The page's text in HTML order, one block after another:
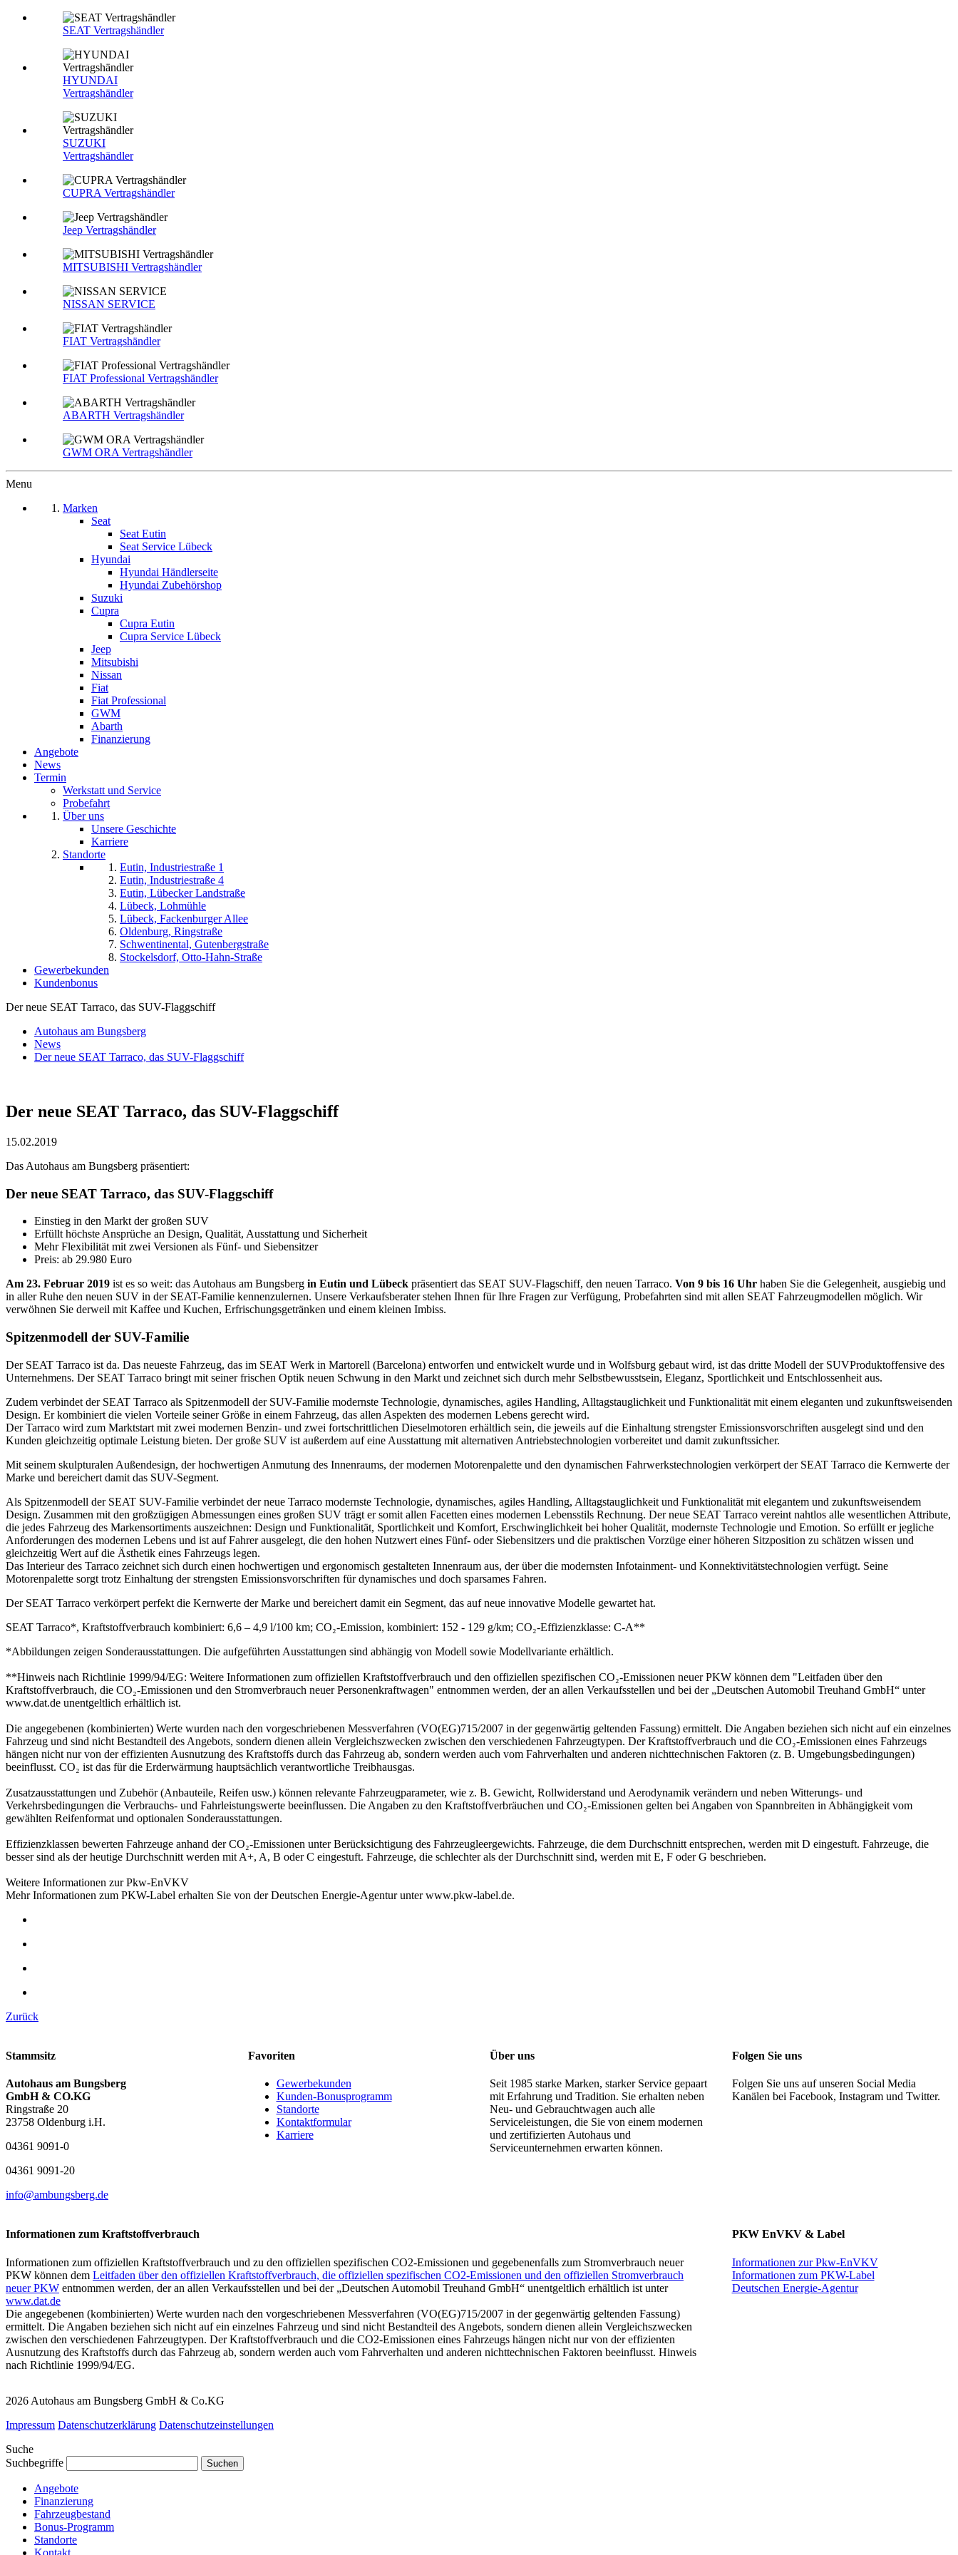
SEAT Vertragshändler
HYUNDAI
Vertragshändler
SUZUKI
Vertragshändler
CUPRA Vertragshändler
Jeep Vertragshändler
MITSUBISHI Vertragshändler
NISSAN SERVICE
FIAT Vertragshändler
FIAT Professional Vertragshändler
ABARTH Vertragshändler
GWM ORA Vertragshändler
Menu
Marken
Seat
Seat Eutin
Seat Service Lübeck
Hyundai
Hyundai Händlerseite
Hyundai Zubehörshop
Suzuki
Cupra
Cupra Eutin
Cupra Service Lübeck
Jeep
Mitsubishi
Nissan
Fiat
Fiat Professional
GWM
Abarth
Finanzierung
Angebote
News
Termin
Werkstatt und Service
Probefahrt
Über uns
Unsere Geschichte
Karriere
Standorte
Eutin, Industriestraße 1
Eutin, Industriestraße 4
Eutin, Lübecker Landstraße
Lübeck, Lohmühle
Lübeck, Fackenburger Allee
Oldenburg, Ringstraße
Schwentinental, Gutenbergstraße
Stockelsdorf, Otto-Hahn-Straße
Gewerbekunden
Kundenbonus
Der neue SEAT Tarraco, das SUV-Flaggschiff
Autohaus am Bungsberg
News
Der neue SEAT Tarraco, das SUV-Flaggschiff
Der neue SEAT Tarraco, das SUV-Flaggschiff
15.02.2019
Das Autohaus am Bungsberg präsentiert:
Der neue SEAT Tarraco, das SUV-Flaggschiff
Einstieg in den Markt der großen SUV
Erfüllt höchste Ansprüche an Design, Qualität, Ausstattung und Sicherheit
Mehr Flexibilität mit zwei Versionen als Fünf- und Siebensitzer
Preis: ab 29.980 Euro
Am 23. Februar 2019 ist es so weit: das Autohaus am Bungsberg in Eutin und Lübeck präsentiert das SEAT SUV-Flagschiff, den neuen Tarraco. Von 9 bis 16 Uhr haben Sie die Gelegenheit, ausgiebig und
in aller Ruhe den neuen SUV in der SEAT-Familie kennenzulernen. Unsere Verkaufsberater stehen Ihnen für Ihre Fragen zur Verfügung, Probefahrten sind mit allen SEAT Fahrzeugmodellen möglich. Wir
verwöhnen Sie derweil mit Kaffee und Kuchen, Erfrischungsgetränken und einem kleinen Imbiss.
Spitzenmodell der SUV-Familie
Der SEAT Tarraco ist da. Das neueste Fahrzeug, das im SEAT Werk in Martorell (Barcelona) entworfen und entwickelt wurde und in Wolfsburg gebaut wird, ist das dritte Modell der SUVProduktoffensive des
Unternehmens. Der SEAT Tarraco bringt mit seiner frischen Optik neuen Schwung in den Markt und zeichnet sich durch mehr Selbstbewusstsein, Eleganz, Sportlichkeit und Entschlossenheit aus.
Zudem verbindet der SEAT Tarraco als Spitzenmodell der SUV-Familie modernste Technologie, dynamisches, agiles Handling, Alltagstauglichkeit und Funktionalität mit einem eleganten und zukunftsweisenden
Design. Er kombiniert die vielen Vorteile seiner Größe in einem Fahrzeug, das allen Aspekten des modernen Lebens gerecht wird.
Der Tarraco wird zum Marktstart mit zwei modernen Benzin- und zwei fortschrittlichen Dieselmotoren erhältlich sein, die jeweils auf die Einhaltung strengster Emissionsvorschriften ausgelegt sind und den
Kunden gleichzeitig optimale Leistung bieten. Der große SUV ist außerdem auf eine Ausstattung mit alternativen Antriebstechnologien vorbereitet und damit zukunftssicher.
Mit seinem skulpturalen Außendesign, der hochwertigen Anmutung des Innenraums, der modernen Motorenpalette und den dynamischen Fahrwerkstechnologien verkörpert der SEAT Tarraco die Kernwerte der
Marke und bereichert damit das SUV-Segment.
Als Spitzenmodell der SEAT SUV-Familie verbindet der neue Tarraco modernste Technologie, dynamisches, agiles Handling, Alltagstauglichkeit und Funktionalität mit elegantem und zukunftsweisendem
Design. Zusammen mit den großzügigen Abmessungen eines großen SUV trägt er somit allen Facetten eines modernen Lebensstils Rechnung. Der neue SEAT Tarraco vereint nahtlos alle wesentlichen Attribute,
die jedes Fahrzeug des Markensortiments auszeichnen: Design und Funktionalität, Sportlichkeit und Komfort, Erschwinglichkeit bei hoher Qualität, modernste Technologie und Emotion. So erfüllt er jegliche
Anforderungen des modernen Lebens und ist auf Fahrer ausgelegt, die den hohen Nutzwert eines Fünf- oder Siebensitzers und die praktischen Vorzüge einer höheren Sitzposition zu schätzen wissen und
gleichzeitig Wert auf die Ästhetik eines Fahrzeugs legen.
Das Interieur des Tarraco zeichnet sich durch einen hochwertigen und ergonomisch gestalteten Innenraum aus, der über die modernsten Infotainment- und Konnektivitätstechnologien verfügt. Seine
Motorenpalette sorgt trotz Einhaltung der strengsten Emissionsvorschriften für dynamisches und doch sparsames Fahren.
Der SEAT Tarraco verkörpert perfekt die Kernwerte der Marke und bereichert damit ein Segment, das auf neue innovative Modelle gewartet hat.
SEAT Tarraco*, Kraftstoffverbrauch kombiniert: 6,6 – 4,9 l/100 km; CO₂-Emission, kombiniert: 152 - 129 g/km; CO₂-Effizienzklasse: C-A**
*Abbildungen zeigen Sonderausstattungen. Die aufgeführten Ausstattungen sind abhängig von Modell sowie Modellvariante erhältlich.
**Hinweis nach Richtlinie 1999/94/EG: Weitere Informationen zum offiziellen Kraftstoffverbrauch und den offiziellen spezifischen CO₂-Emissionen neuer PKW können dem "Leitfaden über den
Kraftstoffverbrauch, die CO₂-Emissionen und den Stromverbrauch neuer Personenkraftwagen" entnommen werden, der an allen Verkaufsstellen und bei der „Deutschen Automobil Treuhand GmbH“ unter
www.dat.de unentgeltlich erhältlich ist.
Die angegebenen (kombinierten) Werte wurden nach den vorgeschriebenen Messverfahren (VO(EG)715/2007 in der gegenwärtig geltenden Fassung) ermittelt. Die Angaben beziehen sich nicht auf ein einzelnes
Fahrzeug und sind nicht Bestandteil des Angebots, sondern dienen allein Vergleichszwecken zwischen den verschiedenen Fahrzeugtypen. Der Kraftstoffverbrauch und die CO₂-Emissionen eines Fahrzeugs
hängen nicht nur von der effizienten Ausnutzung des Kraftstoffs durch das Fahrzeug ab, sondern werden auch vom Fahrverhalten und anderen nichttechnischen Faktoren (z. B. Umgebungsbedingungen)
beeinflusst. CO₂ ist das für die Erderwärmung hauptsächlich verantwortliche Treibhausgas.
Zusatzausstattungen und Zubehör (Anbauteile, Reifen usw.) können relevante Fahrzeugparameter, wie z. B. Gewicht, Rollwiderstand und Aerodynamik verändern und neben Witterungs- und
Verkehrsbedingungen die Verbrauchs- und Fahrleistungswerte beeinflussen. Die Angaben zu den Kraftstoffverbräuchen und CO₂-Emissionen gelten bei Angaben von Spannbreiten in Abhängigkeit vom
gewählten Reifenformat und optionalen Sonderausstattungen.
Effizienzklassen bewerten Fahrzeuge anhand der CO₂-Emissionen unter Berücksichtigung des Fahrzeugleergewichts. Fahrzeuge, die dem Durchschnitt entsprechen, werden mit D eingestuft. Fahrzeuge, die
besser sind als der heutige Durchschnitt werden mit A+, A, B oder C eingestuft. Fahrzeuge, die schlechter als der Durchschnitt sind, werden mit E, F oder G beschrieben.
Weitere Informationen zur Pkw-EnVKV
Mehr Informationen zum PKW-Label erhalten Sie von der Deutschen Energie-Agentur unter www.pkw-label.de.
Zurück
Stammsitz
Autohaus am Bungsberg
GmbH & CO.KG
Ringstraße 20
23758 Oldenburg i.H.
04361 9091-0
04361 9091-20
info@ambungsberg.de
Favoriten
Gewerbekunden
Kunden-Bonusprogramm
Standorte
Kontaktformular
Karriere
Über uns
Seit 1985 starke Marken, starker Service gepaart
mit Erfahrung und Tradition. Sie erhalten neben
Neu- und Gebrauchtwagen auch alle
Serviceleistungen, die Sie von einem modernen
und zertifizierten Autohaus und
Serviceunternehmen erwarten können.
Folgen Sie uns
Folgen Sie uns auf unseren Social Media
Kanälen bei Facebook, Instagram und Twitter.
Informationen zum Kraftstoffverbrauch
Informationen zum offiziellen Kraftstoffverbrauch und zu den offiziellen spezifischen CO2-Emissionen und gegebenenfalls zum Stromverbrauch neuer
PKW können dem Leitfaden über den offiziellen Kraftstoffverbrauch, die offiziellen spezifischen CO2-Emissionen und den offiziellen Stromverbrauch
neuer PKW entnommen werden, der an allen Verkaufsstellen und bei der „Deutschen Automobil Treuhand GmbH“ unentgeltlich erhältlich ist unter
www.dat.de
Die angegebenen (kombinierten) Werte wurden nach den vorgeschriebenen Messverfahren (VO(EG)715/2007 in der gegenwärtig geltenden Fassung)
ermittelt. Die Angaben beziehen sich nicht auf ein einzelnes Fahrzeug und sind nicht Bestandteil des Angebots, sondern dienen allein Vergleichszwecken
zwischen den verschiedenen Fahrzeugtypen. Der Kraftstoffverbrauch und die CO2-Emissionen eines Fahrzeugs hängen nicht nur von der effizienten
Ausnutzung des Kraftstoffs durch das Fahrzeug ab, sondern werden auch vom Fahrverhalten und anderen nichttechnischen Faktoren beeinflusst. Hinweis
nach Richtlinie 1999/94/EG.
PKW EnVKV & Label
Informationen zur Pkw-EnVKV
Informationen zum PKW-Label
Deutschen Energie-Agentur
2026 Autohaus am Bungsberg GmbH & Co.KG
Impressum Datenschutzerklärung Datenschutzeinstellungen
Suche
Suchbegriffe
Angebote
Finanzierung
Fahrzeugbestand
Bonus-Programm
Standorte
Kontakt